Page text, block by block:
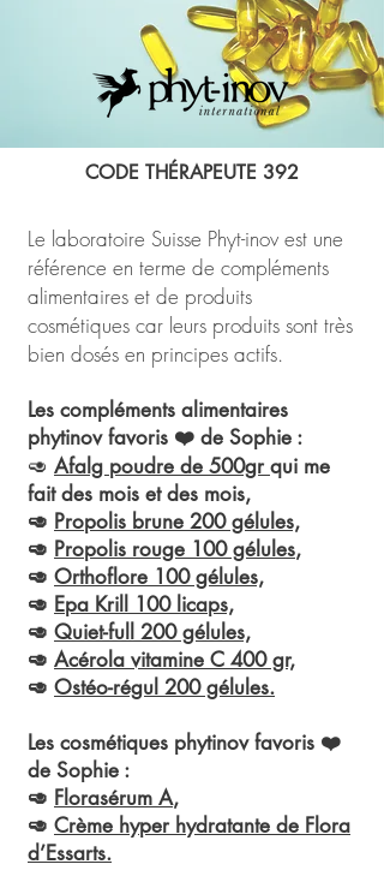
CODE THÉRAPEUTE 392
Le laboratoire Suisse Phyt-inov est une
référence en terme de compléments
alimentaires et de produits
cosmétiques car leurs produits sont très
bien dosés en principes actifs.
Les compléments alimentaires
phytinov favoris ❤️ de Sophie :
🥑 Afalg poudre de 500grqui me
fait des mois et des mois,
🥑 Propolis brune 200 gélules,
🥑 Propolis rouge 100 gélules,
🥑 Orthoflore 100 gélules,
🥑 Epa Krill 100 licaps,
🥑 Quiet-full 200 gélules,
🥑 Acérola vitamine C 400 gr,
🥑 Ostéo-régul 200 gélules.
Les cosmétiques phytinov favoris ❤️
de Sophie :
🥑 Florasérum A,
🥑 Crème hyper hydratante de Flora
d’Essarts.